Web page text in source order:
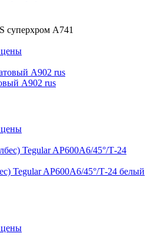
суперхром А741
цены
A902 rus
цены
Tegular AP600A6/45°/Т-24 белый
цены